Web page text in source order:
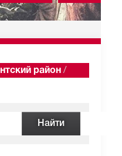
район /